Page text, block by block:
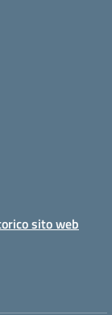
sito web